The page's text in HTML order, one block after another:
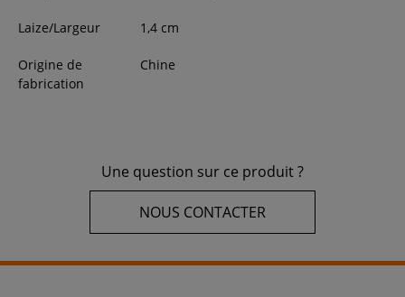
Laize/Largeur 1,4 cm
Origine de
fabrication
Chine
Une question sur ce produit ?
NOUS CONTACTER